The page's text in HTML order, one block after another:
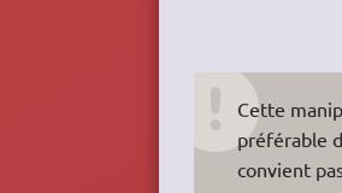
Cette
préférable
convient